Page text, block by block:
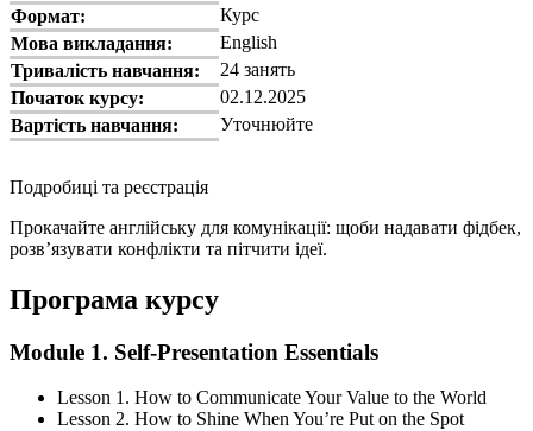
Формат:
Курс
Мова викладання:
English
Тривалість навчання:
24 занять
Початок курсу:
02.12.2025
Вартість навчання:
Уточнюйте
Подробиці та реєстрація
Прокачайте англійську для комунікації: щоби надавати фідбек,
розвʼязувати конфлікти та пітчити ідеї.
Програма курсу
Module 1. Self-Presentation Essentials
Lesson 1. How to Communicate Your Value to the World
Lesson 2. How to Shine When You’re Put on the Spot